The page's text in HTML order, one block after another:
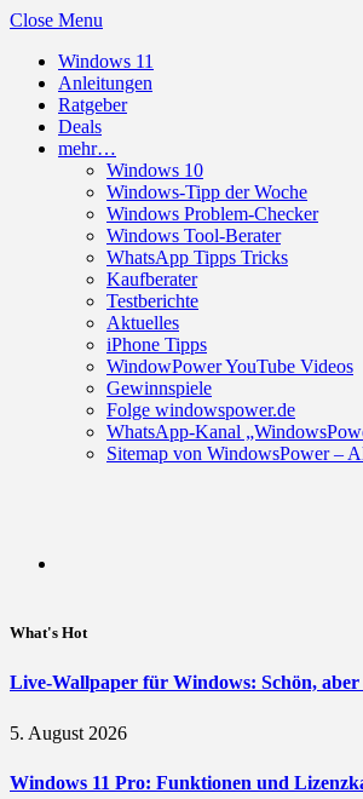
Close Menu
Windows 11
Anleitungen
Ratgeber
Deals
mehr…
Windows 10
Windows-Tipp der Woche
Windows Problem-Checker
Windows Tool-Berater
WhatsApp Tipps Tricks
Kaufberater
Testberichte
Aktuelles
iPhone Tipps
WindowPower YouTube Videos
Gewinnspiele
Folge windowspower.de
WhatsApp-Kanal
Sitemap von WindowsPower –
What's Hot
Live-Wallpaper für Windows: Schön, aber
5. August 2026
Windows 11 Pro: Funktionen und